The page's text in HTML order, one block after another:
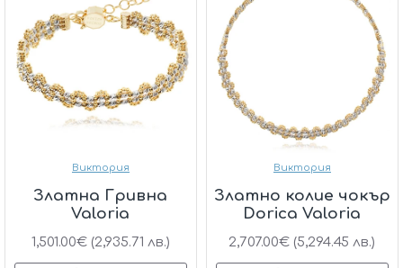
Виктория
Златна Гривна
Valoria
1,501.00€ (2,935.71 лв.)
Виктория
Златно колие чокър
Dorica Valoria
2,707.00€ (5,294.45 лв.)